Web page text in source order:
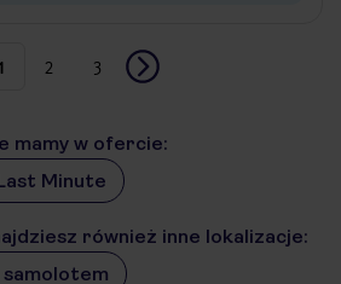
2 3
mamy w ofercie:
Minute
również inne lokalizacje:
samolotem